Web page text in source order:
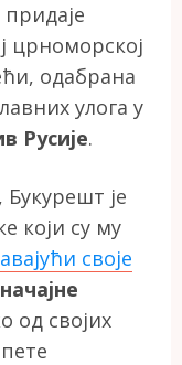
придаје
црноморској
одабрана
улога у
Русије.
је
који су му
своје
од својих